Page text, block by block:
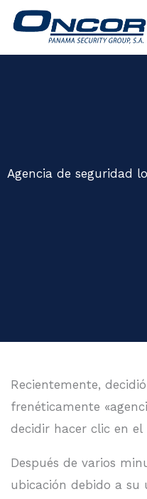
contenido
Agencia de seguridad
Recientemente,
frenéticamente
decidir hacer clic en
Después de varios
ubicación debido a su